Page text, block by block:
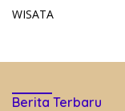
WISATA
Berita Terbaru